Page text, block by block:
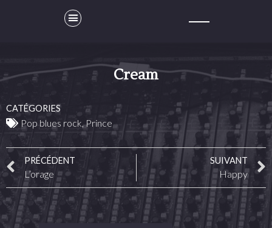
Cream
CATÉGORIES
Pop blues rock,Prince
PRÉCÉDENT
L’orage
SUIVANT
Happy